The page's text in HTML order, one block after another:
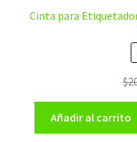
Cinta para
$
Añadir al carrito